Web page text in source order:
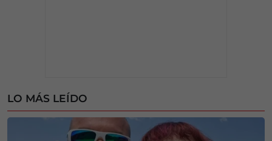
LO MÁS LEÍDO